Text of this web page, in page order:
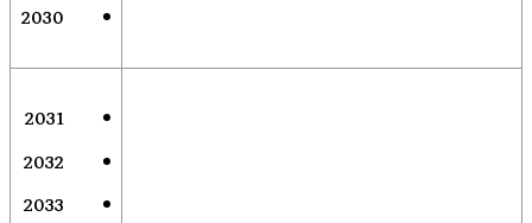
2030
2031
2032
2033